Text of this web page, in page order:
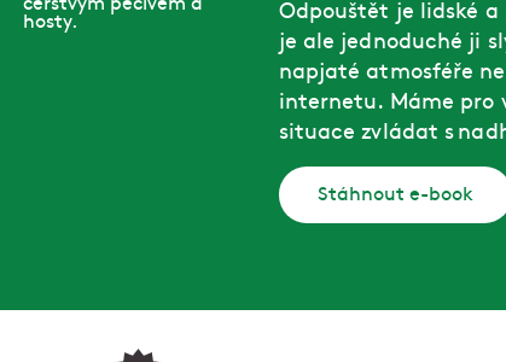
Odpouštět je lidské a
je ale jednoduché ji
napjaté atmosféře
internetu. Máme pro
situace zvládat s
Stáhnout e-book